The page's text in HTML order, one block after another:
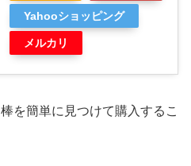
Yahooショッピング
メルカリ
を簡単に見つけて購入するこ